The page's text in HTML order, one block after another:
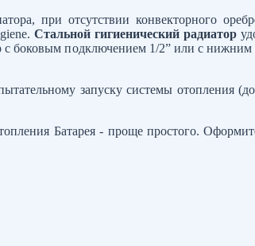
при отсутствии конвекторного
Стальной гигиенический радиатор
с боковым подключением 1/2” или с
запуску системы отопления
Батарея - проще простого.